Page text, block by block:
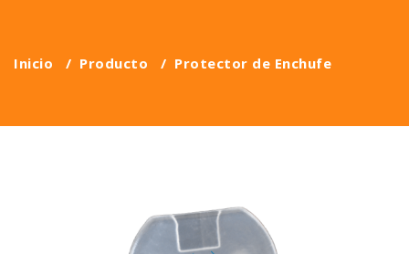
Inicio / Producto / Protector de Enchufe